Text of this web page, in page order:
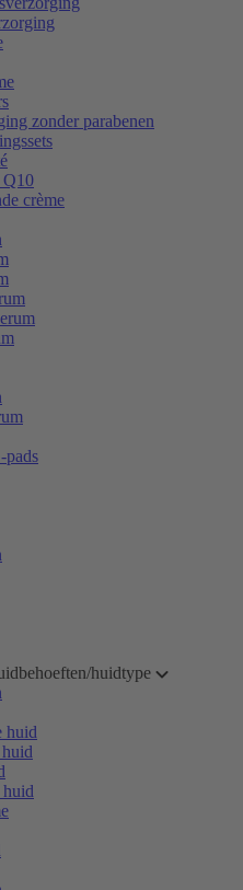
zonder parabenen
Q10
crème
pads
huidtype
huid